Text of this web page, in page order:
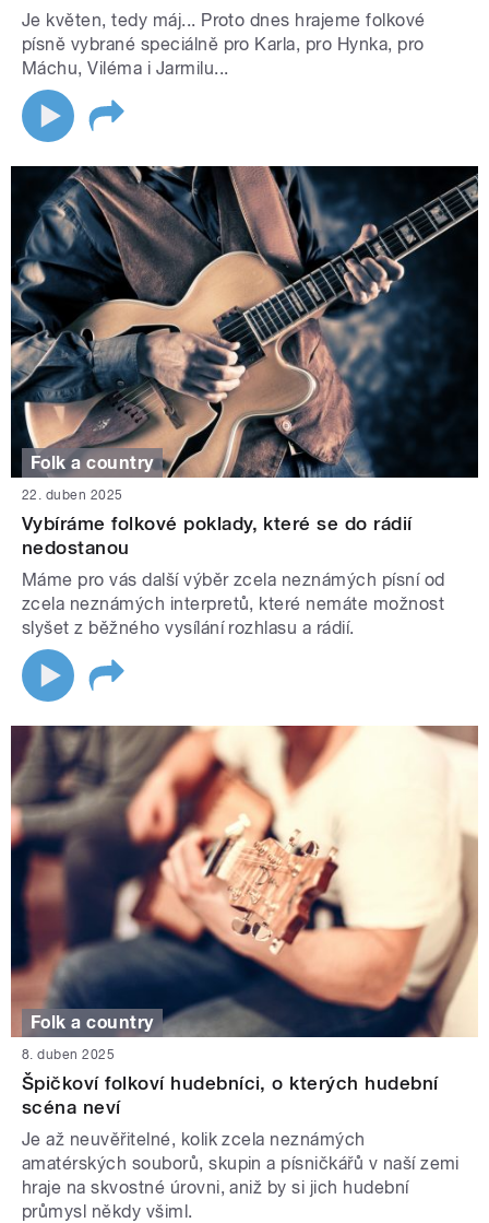
Je květen, tedy máj... Proto dnes hrajeme folkové
písně vybrané speciálně pro Karla, pro Hynka, pro
Máchu, Viléma i Jarmilu...
Folk a country
22. duben 2025
Vybíráme folkové poklady, které se do rádií
nedostanou
Máme pro vás další výběr zcela neznámých písní od
zcela neznámých interpretů, které nemáte možnost
slyšet z běžného vysílání rozhlasu a rádií.
Folk a country
8. duben 2025
Špičkoví folkoví hudebníci, o kterých hudební
scéna neví
Je až neuvěřitelné, kolik zcela neznámých
amatérských souborů, skupin a písničkářů v naší zemi
hraje na skvostné úrovni, aniž by si jich hudební
průmysl někdy všiml.